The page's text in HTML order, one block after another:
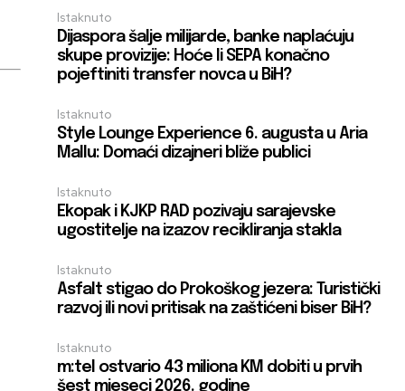
Istaknuto
Dijaspora šalje milijarde, banke naplaćuju
skupe provizije: Hoće li SEPA konačno
pojeftiniti transfer novca u BiH?
Istaknuto
Style Lounge Experience 6. augusta u Aria
Mallu: Domaći dizajneri bliže publici
Istaknuto
Ekopak i KJKP RAD pozivaju sarajevske
ugostitelje na izazov recikliranja stakla
Istaknuto
Asfalt stigao do Prokoškog jezera: Turistički
razvoj ili novi pritisak na zaštićeni biser BiH?
Istaknuto
m:tel ostvario 43 miliona KM dobiti u prvih
šest mjeseci 2026. godine